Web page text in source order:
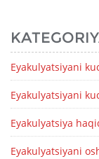
Eyakulyatsiyani
Eyakulyatsiyani
Eyakulyatsiya
Eyakulyatsiyani